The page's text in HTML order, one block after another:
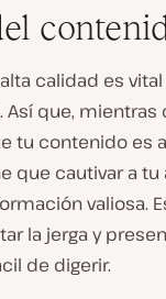
calidad es vital
Así que, mientras
tu contenido es
que cautivar a
valiosa.
la jerga y
de digerir.